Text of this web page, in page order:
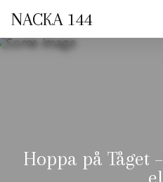
NACKA 144
Hoppa på Tåget